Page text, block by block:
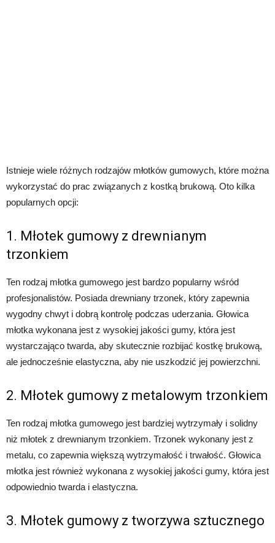
Istnieje wiele różnych rodzajów młotków gumowych, które można
wykorzystać do prac związanych z kostką brukową. Oto kilka
popularnych opcji:
1. Młotek gumowy z drewnianym
trzonkiem
Ten rodzaj młotka gumowego jest bardzo popularny wśród
profesjonalistów. Posiada drewniany trzonek, który zapewnia
wygodny chwyt i dobrą kontrolę podczas uderzania. Głowica
młotka wykonana jest z wysokiej jakości gumy, która jest
wystarczająco twarda, aby skutecznie rozbijać kostkę brukową,
ale jednocześnie elastyczna, aby nie uszkodzić jej powierzchni.
2. Młotek gumowy z metalowym trzonkiem
Ten rodzaj młotka gumowego jest bardziej wytrzymały i solidny
niż młotek z drewnianym trzonkiem. Trzonek wykonany jest z
metalu, co zapewnia większą wytrzymałość i trwałość. Głowica
młotka jest również wykonana z wysokiej jakości gumy, która jest
odpowiednio twarda i elastyczna.
3. Młotek gumowy z tworzywa sztucznego